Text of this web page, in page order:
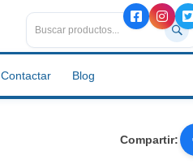
Contactar Blog
Compartir: